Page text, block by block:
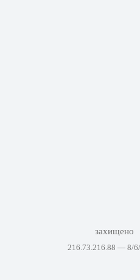
захищено
216.73.216.88 — 8/